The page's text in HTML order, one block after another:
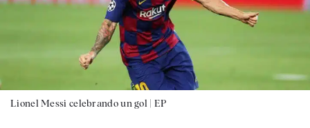
Lionel Messi celebrando un gol | EP